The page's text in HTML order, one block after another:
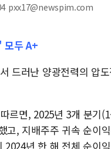
pxx17@newspim.com
두 A+
드러난 양광전력의 압
르면, 2025년 3개 분기
고, 지배주주 귀속 순이
년 한 해 전체 순이